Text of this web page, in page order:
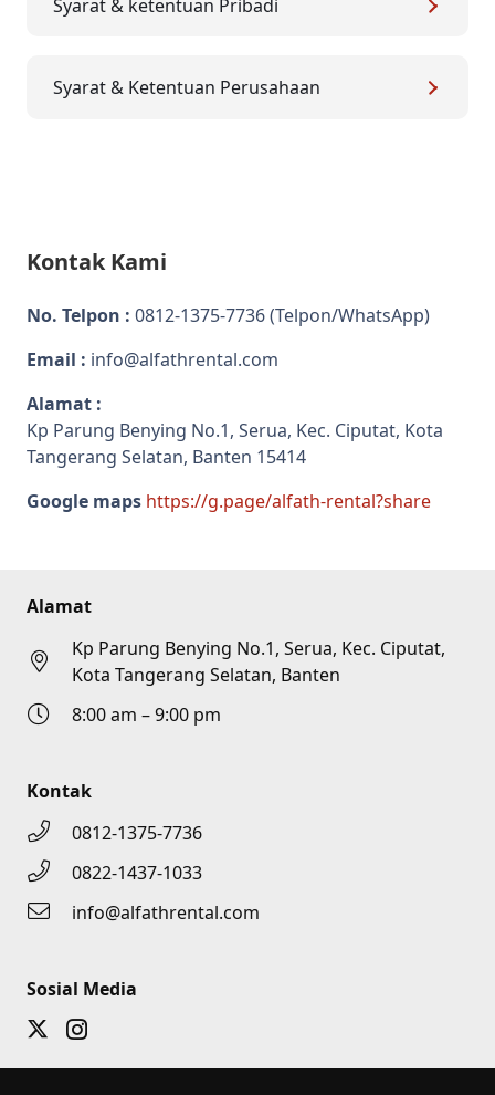
Syarat & ketentuan Pribadi
Syarat & Ketentuan Perusahaan
Kontak Kami
No. Telpon : 0812-1375-7736(Telpon/WhatsApp)
Email : info@alfathrental.com
Alamat :
Kp Parung Benying No.1, Serua, Kec. Ciputat, Kota
Tangerang Selatan, Banten 15414
Google maps https://g.page/alfath-rental?share
Alamat
Kp Parung Benying No.1, Serua, Kec. Ciputat,
Kota Tangerang Selatan, Banten
8:00 am – 9:00 pm
Kontak
0812-1375-7736
0822-1437-1033
info@alfathrental.com
Sosial Media